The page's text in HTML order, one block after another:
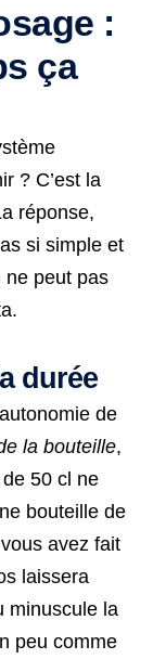
:
ça
? C’est la
réponse,
si simple et
ne peut pas
durée
de
la bouteille,
50 cl ne
bouteille de
avez fait
laissera
minuscule la
peu comme